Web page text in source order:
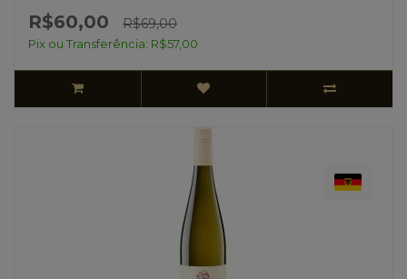
R$60,00 R$69,00
Pix ou Transferência: R$57,00